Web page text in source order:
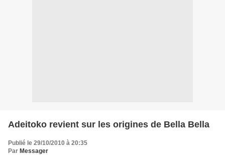
Adeitoko revient sur les origines de Bella Bella
Publié le 29/10/2010 à 20:35
Par Messager